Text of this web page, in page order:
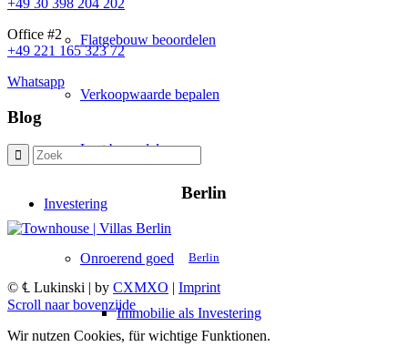
Flatgebouw beoordelen
Verkoopwaarde bepalen
Laat beoordelen
Investering
Onroerend goed
Immobilie als Investering
+49 30 398 204 202
Office #2
+49 221 165 323 72
Whatsapp
Blog
Berlin
Berlin
© ℄ Lukinski | by CXMXO | Imprint
Scroll naar bovenzijde
Wir nutzen Cookies, für wichtige Funktionen.